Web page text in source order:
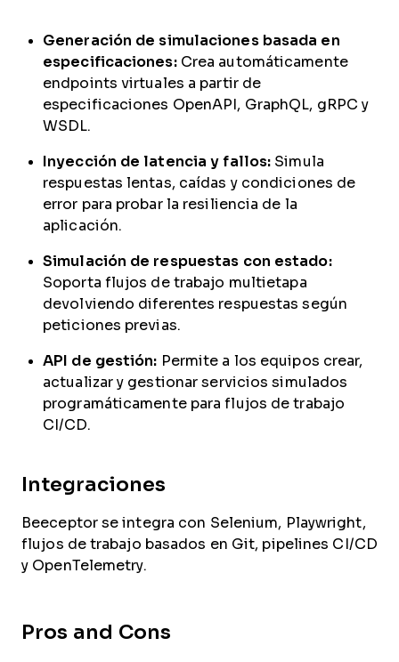
Generación de simulaciones basada en
especificaciones:Crea automáticamente
endpoints virtuales a partir de
especificaciones OpenAPI, GraphQL, gRPC y
WSDL.
Inyección de latencia y fallos: Simula
respuestas lentas, caídas y condiciones de
error para probar la resiliencia de la
aplicación.
Simulación de respuestas con estado:
Soporta flujos de trabajo multietapa
devolviendo diferentes respuestas según
peticiones previas.
API de gestión: Permite a los equipos crear,
actualizar y gestionar servicios simulados
programáticamente para flujos de trabajo
CI/CD.
Integraciones
Beeceptor se integra con Selenium, Playwright,
flujos de trabajo basados en Git, pipelines CI/CD
y OpenTelemetry.
Pros and Cons